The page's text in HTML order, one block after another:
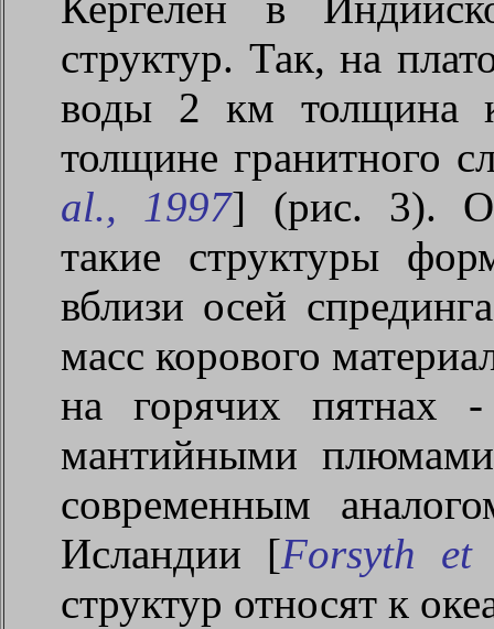
структур. Так, на
воды 2 км толщина
толщине гранитного
al., 1997] (рис. 3).
такие структуры
вблизи осей
масс корового
на горячих пятнах
мантийными
современным
Исландии [Forsyth
et
структур относят к